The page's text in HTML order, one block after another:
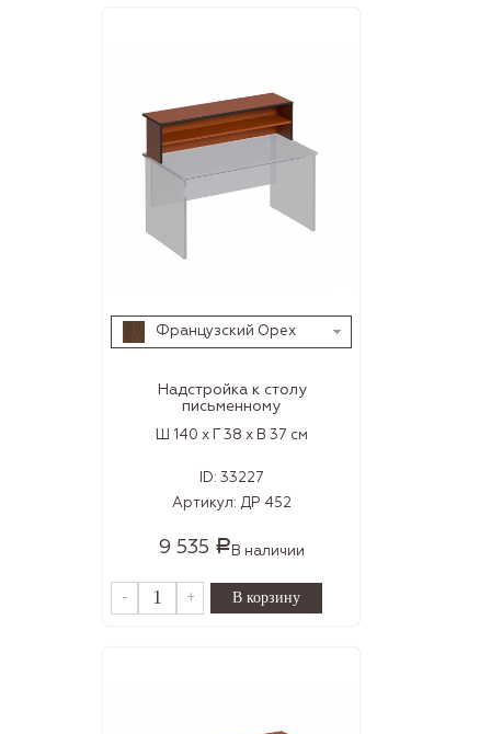
Французский Орех
Надстройка к столу
письменному
Ш 140 x Г 38 x В 37 см
ID: 33227
Артикул: ДР 452
9 535 Р В наличии
- +